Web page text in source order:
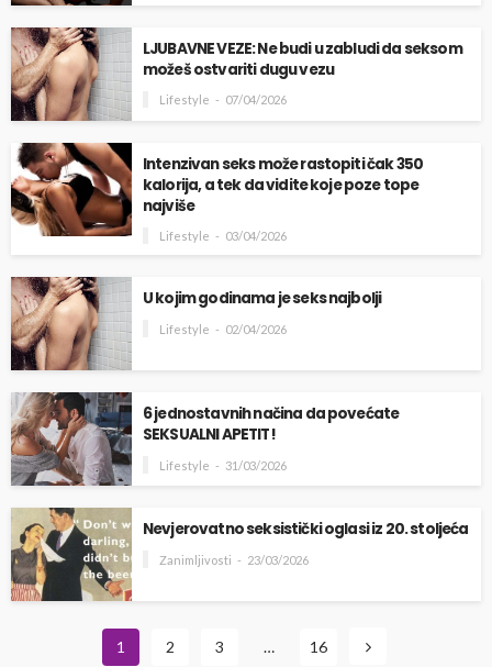
LJUBAVNE VEZE: Ne budi u zabludi da seksom
možeš ostvariti dugu vezu
Lifestyle 07/04/2026
Intenzivan seks može rastopiti čak 350
kalorija, a tek da vidite koje poze tope
najviše
Lifestyle 03/04/2026
U kojim godinama je seks najbolji
Lifestyle 02/04/2026
6 jednostavnih načina da povećate
SEKSUALNI APETIT!
Lifestyle 31/03/2026
Nevjerovatno seksistički oglasi iz 20. stoljeća
Zanimljivosti 23/03/2026
1 2 3 … 16